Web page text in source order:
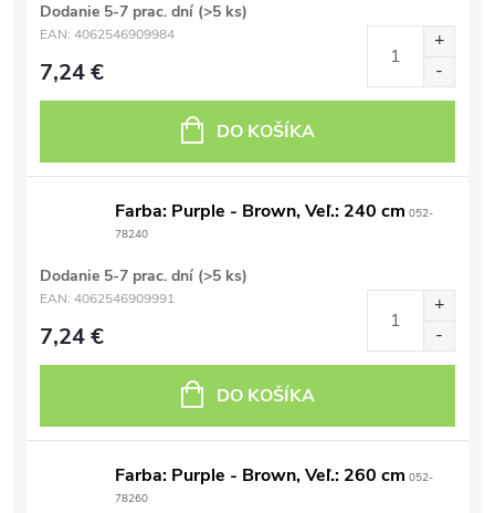
Dodanie 5-7 prac. dní (>5 ks)
EAN: 4062546909984
7,24 €
DO KOŠÍKA
Farba: Purple - Brown, Veľ.: 240 cm 052-
78240
Dodanie 5-7 prac. dní (>5 ks)
EAN: 4062546909991
7,24 €
DO KOŠÍKA
Farba: Purple - Brown, Veľ.: 260 cm 052-
78260